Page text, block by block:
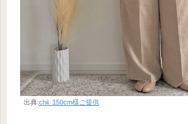
出典:chii_150cm様ご提供